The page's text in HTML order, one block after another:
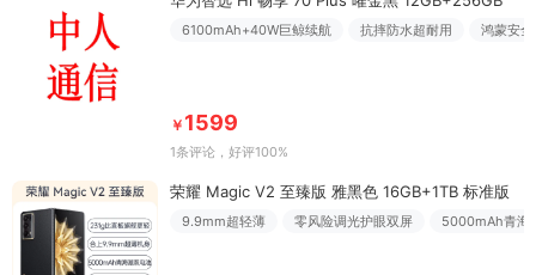
6100mAh+40W巨鲸续航 抗摔防水超耐用 鸿蒙安
￥ 1599
1条评论 ，好评100%
荣耀 Magic V2 至臻版 雅黑色 16GB+1TB 标准版
9.9mm超轻薄 零风险调光护眼双屏 5000mAh青海